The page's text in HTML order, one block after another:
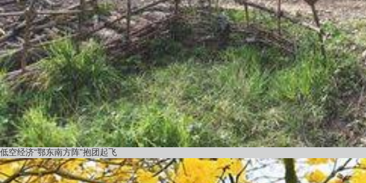
低空经济“鄂东南方阵”抱团起飞